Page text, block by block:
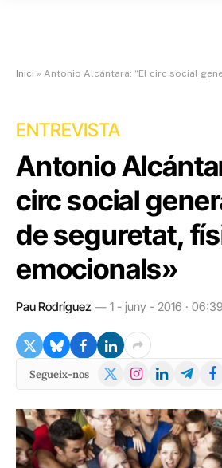
Inici » Antonio Alcántara: “El circ social genera espais
ENTREVISTA
Antonio
circ social
de seguretat,
emocionals»
Pau Rodríguez 1 - juny - 2016 · 06:39
Segueix-nos
X
Instagram
LinkedInTelegram